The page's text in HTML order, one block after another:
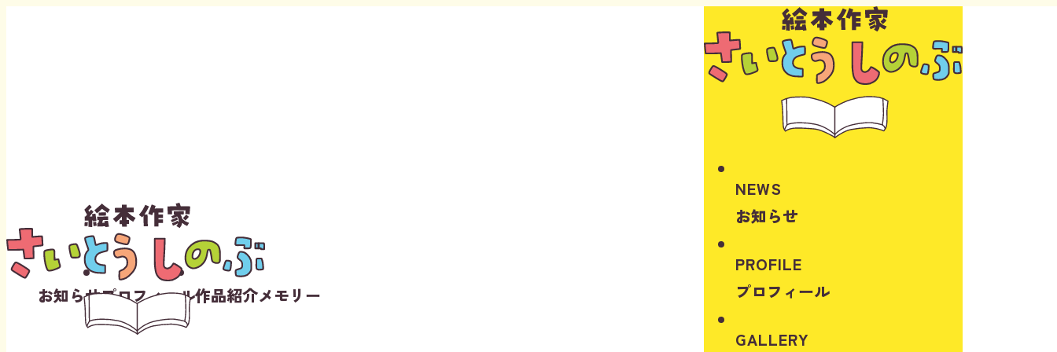
お知らせプロフィール作品紹介メモリー
NEWS
お知らせ
PROFILE
プロフィール
GALLERY